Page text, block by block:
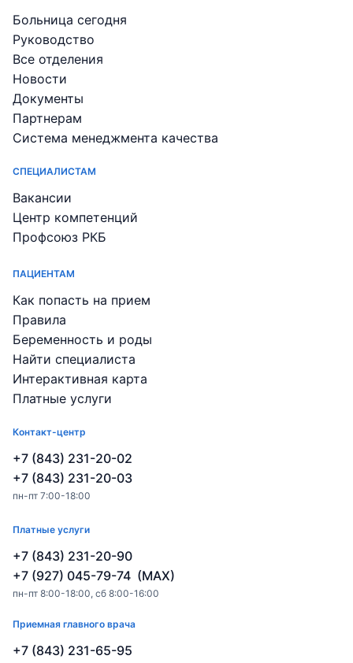
Больница сегодня
Руководство
Все отделения
Новости
Документы
Партнерам
Система менеджмента качества
СПЕЦИАЛИСТАМ
Вакансии
Центр компетенций
Профсоюз РКБ
ПАЦИЕНТАМ
Как попасть на прием
Правила
Беременность и роды
Найти специалиста
Интерактивная карта
Платные услуги
Контакт-центр
+7 (843) 231-20-02
+7 (843) 231-20-03
пн-пт 7:00-18:00
Платные услуги
+7 (843) 231-20-90
+7 (927) 045-79-74 (MAX)
пн-пт 8:00-18:00, сб 8:00-16:00
Приемная главного врача
+7 (843) 231-65-95